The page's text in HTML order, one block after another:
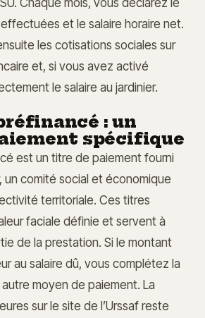
et le salaire horaire net.
les cotisations sociales sur
et, si vous avez activé
le salaire au jardinier.
: un
spécifique
est un titre de paiement fourni
un comité social et économique
territoriale. Ces titres
faciale définie et servent à
de la prestation. Si le montant
au salaire dû, vous complétez la
moyen de paiement. La
sur le site de l’Urssaf reste